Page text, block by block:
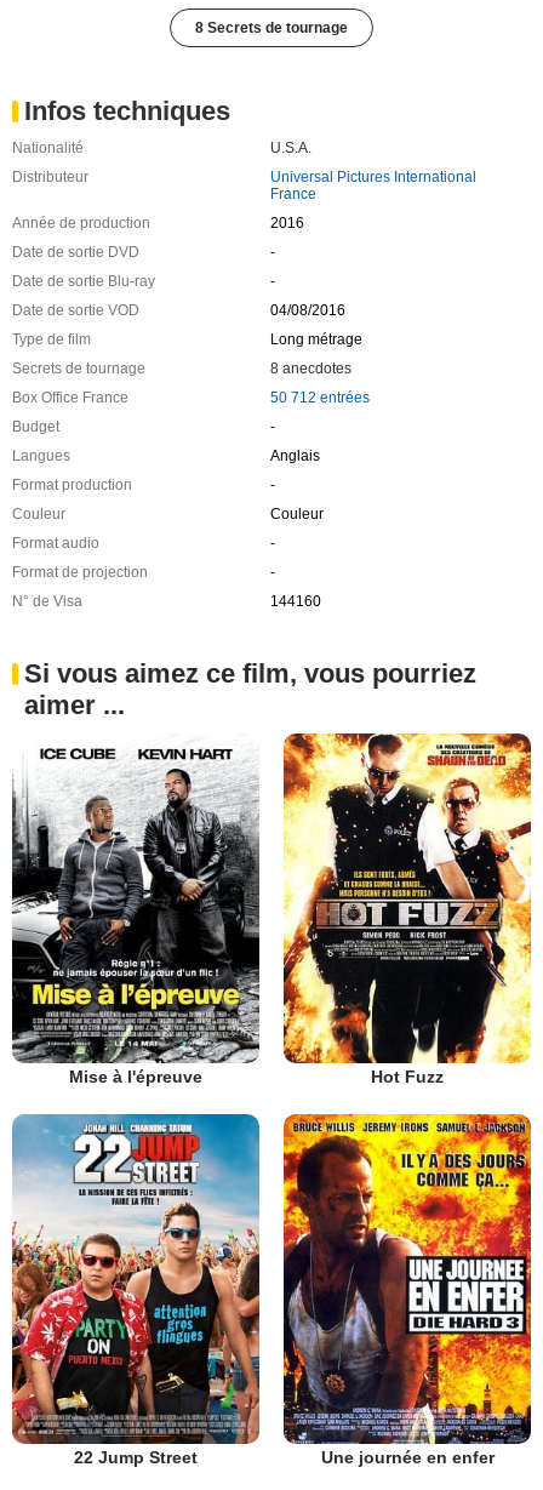
8 Secrets de tournage
Infos techniques
Nationalité
U.S.A.
Distributeur
Universal Pictures International
France
Année de production
2016
Date de sortie DVD
-
Date de sortie Blu-ray
-
Date de sortie VOD
04/08/2016
Type de film
Long métrage
Secrets de tournage
8 anecdotes
Box Office France
50 712 entrées
Budget
-
Langues
Anglais
Format production
-
Couleur
Couleur
Format audio
-
Format de projection
-
N° de Visa
144160
Si vous aimez ce film, vous pourriez
aimer ...
Mise à l'épreuve Hot Fuzz
22 Jump Street Une journée en enfer